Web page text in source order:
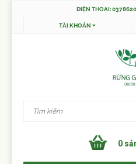
ĐIỆN THOẠI:
TÀI KHOẢN
0